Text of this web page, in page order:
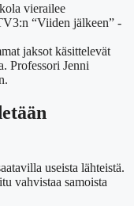
vierailee
“Viiden jälkeen” -
jaksot käsittelevät
Professori Jenni
useista lähteistä.
vahvistaa samoista